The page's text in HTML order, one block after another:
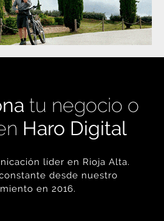
tu negocio o
Haro Digital
líder en Rioja Alta.
desde nuestro
en 2016.